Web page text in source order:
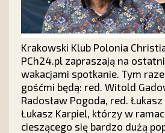
Krakowski Klub Polonia
PCh24.pl zapraszają na
wakacjami spotkanie. Tym
gośćmi będą: red. Witold
Radosław Pogoda, red.
Łukasz Karpiel, którzy w
cieszącego się bardzo dużą